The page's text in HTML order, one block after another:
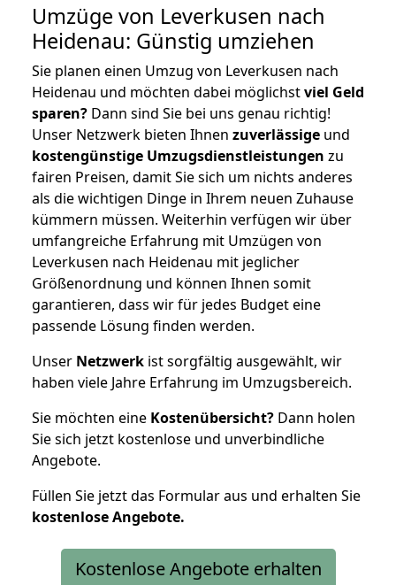
Umzüge von Leverkusen nach
Heidenau: Günstig umziehen
Sie planen einen Umzug von Leverkusen nach
Heidenau und möchten dabei möglichstviel Geld
sparen? Dann sind Sie bei uns genau richtig!
Unser Netzwerk bieten Ihnen zuverlässige und
kostengünstige Umzugsdienstleistungen zu
fairen Preisen, damit Sie sich um nichts anderes
als die wichtigen Dinge in Ihrem neuen Zuhause
kümmern müssen. Weiterhin verfügen wir über
umfangreiche Erfahrung mit Umzügen von
Leverkusen nach Heidenau mit jeglicher
Größenordnung und können Ihnen somit
garantieren, dass wir für jedes Budget eine
passende Lösung finden werden.
Unser Netzwerk ist sorgfältig ausgewählt, wir
haben viele Jahre Erfahrung im Umzugsbereich.
Sie möchten eine Kostenübersicht? Dann holen
Sie sich jetzt kostenlose und unverbindliche
Angebote.
Füllen Sie jetzt das Formular aus und erhalten Sie
kostenloseAngebote.
Kostenlose Angebote erhalten